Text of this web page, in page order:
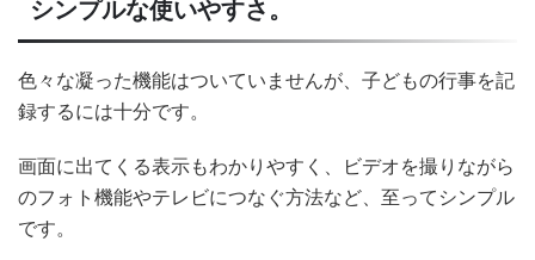
シンプルな使いやすさ。
色々な凝った機能はついていませんが、子どもの行事を記
録するには十分です。
画面に出てくる表示もわかりやすく、ビデオを撮りながら
のフォト機能やテレビにつなぐ方法など、至ってシンプル
です。